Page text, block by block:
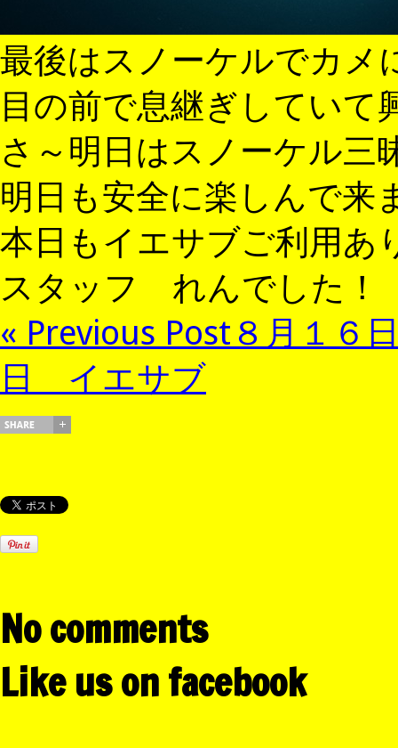
最後はスノーケルでカメ
目の前で息継ぎしていて
さ～明日はスノーケル三
明日も安全に楽しんで来
本日もイエサブご利用あ
スタッフ れんでした！
« Previous Post ８月１６
日 イエサブ
No comments
Like us on facebook